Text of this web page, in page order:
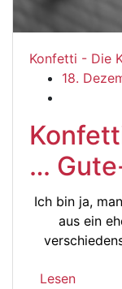
Konfetti - Die
18.
…
Ich bin ja,
aus ein
Lesen